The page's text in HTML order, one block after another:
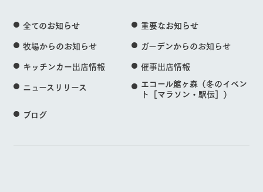
全てのお知らせ
重要なお知らせ
牧場からのお知らせ
ガーデンからのお知らせ
キッチンカー出店情報
催事出店情報
ニュースリリース
エコール館ヶ森（冬のイベン
ト［マラソン・駅伝］）
ブログ